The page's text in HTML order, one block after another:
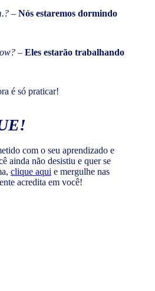
– Nós estaremos dormindo
– Eles estarão trabalhando
é só praticar!
com o seu aprendizado e
ainda não desistiu e quer se
clique aqui e mergulhe nas
acredita em você!